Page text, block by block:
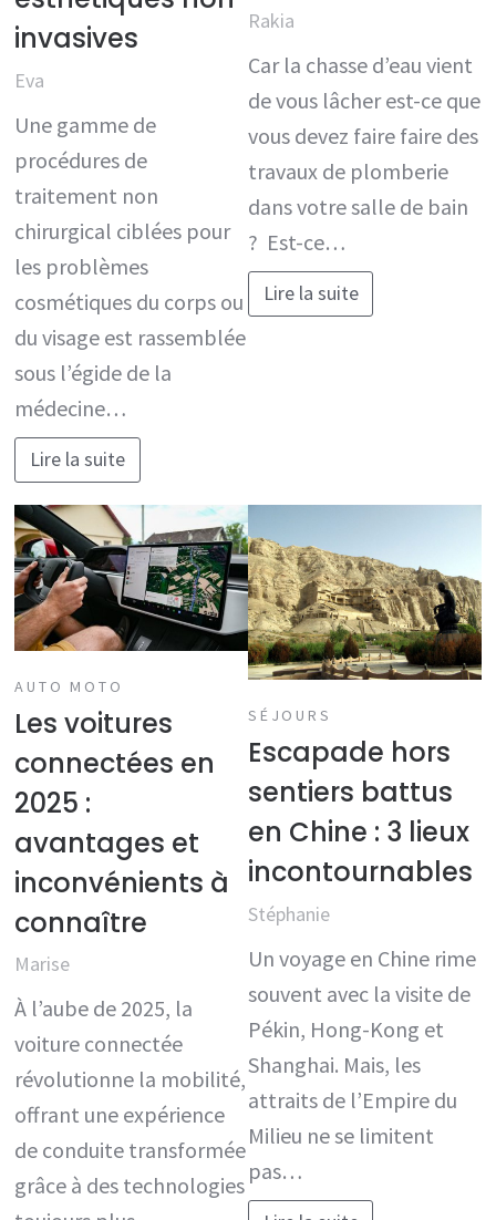
invasives
Eva
Une gamme de
procédures de
traitement non
chirurgical ciblées pour
les problèmes
cosmétiques du corps ou
du visage est rassemblée
sous l’égide de la
médecine…
Lire la suite
Rakia
Car la chasse d’eau vient
de vous lâcher est-ce que
vous devez faire faire des
travaux de plomberie
dans votre salle de bain
? Est-ce…
Lire la suite
AUTO MOTO
Les voitures
connectées en
2025 :
avantages et
inconvénients à
connaître
Marise
À l’aube de 2025, la
voiture connectée
révolutionne la mobilité,
offrant une expérience
de conduite transformée
grâce à des technologies
SÉJOURS
Escapade hors
sentiers battus
en Chine : 3 lieux
incontournables
Stéphanie
Un voyage en Chine rime
souvent avec la visite de
Pékin, Hong-Kong et
Shanghai. Mais, les
attraits de l’Empire du
Milieu ne se limitent
pas…